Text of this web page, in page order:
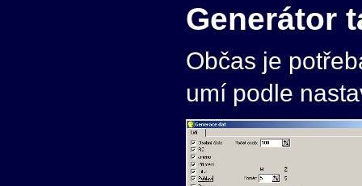
Generátor
Občas je
umí podle